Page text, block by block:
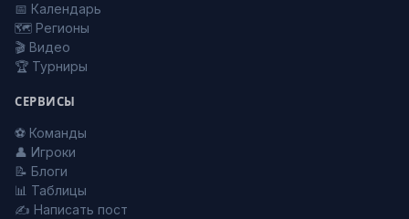
📅 Календарь
🗺️ Регионы
🎬 Видео
🏆 Турниры
СЕРВИСЫ
⚽ Команды
👤 Игроки
📝 Блоги
📊 Таблицы
✍️ Написать пост